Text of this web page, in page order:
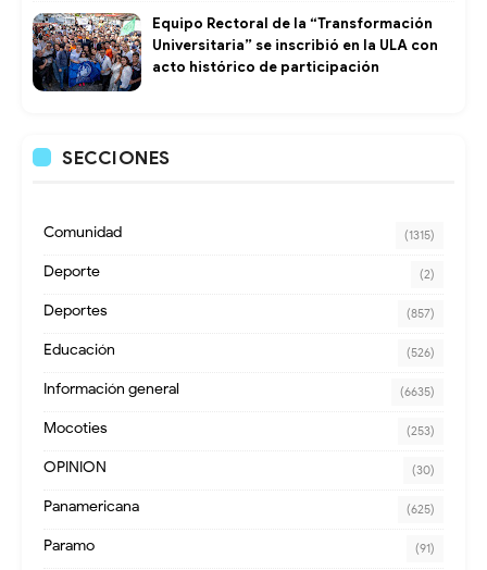
Equipo Rectoral de la “Transformación
Universitaria” se inscribió en la ULA con
acto histórico de participación
SECCIONES
Comunidad (1315)
Deporte (2)
Deportes (857)
Educación (526)
Información general (6635)
Mocoties (253)
OPINION (30)
Panamericana (625)
Paramo (91)